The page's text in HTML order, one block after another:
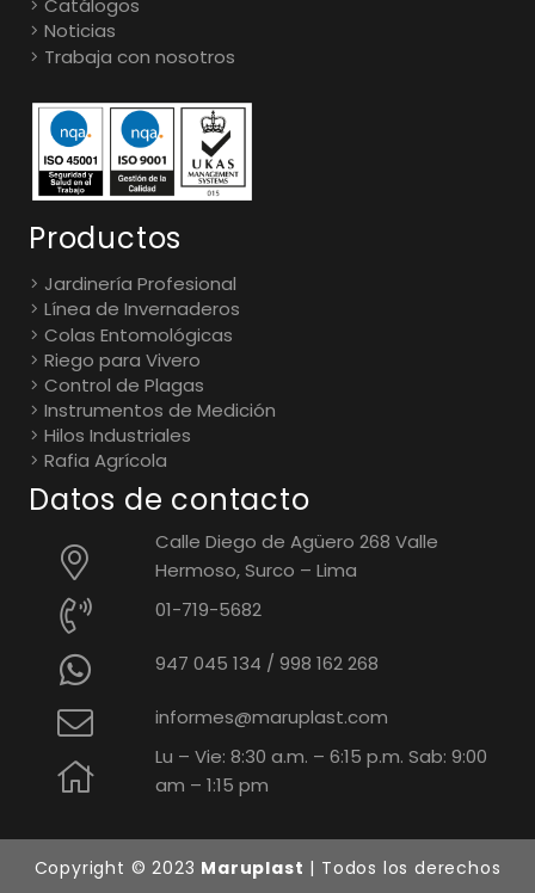
Catálogos
Noticias
Trabaja con nosotros
Productos
Jardinería Profesional
Línea de Invernaderos
Colas Entomológicas
Riego para Vivero
Control de Plagas
Instrumentos de Medición
Hilos Industriales
Rafia Agrícola
Datos de contacto
Calle Diego de Agüero 268 Valle
Hermoso, Surco – Lima
01-719-5682
947 045 134 / 998 162 268
informes@maruplast.com
Lu – Vie: 8:30 a.m. – 6:15 p.m. Sab: 9:00
am – 1:15 pm
Copyright © 2023 Maruplast | Todos los derechos